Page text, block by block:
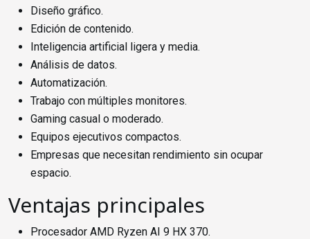
Diseño gráfico.
Edición de contenido.
Inteligencia artificial ligera y media.
Análisis de datos.
Automatización.
Trabajo con múltiples monitores.
Gaming casual o moderado.
Equipos ejecutivos compactos.
Empresas que necesitan rendimiento sin ocupar
espacio.
Ventajas principales
Procesador AMD Ryzen AI 9 HX 370.